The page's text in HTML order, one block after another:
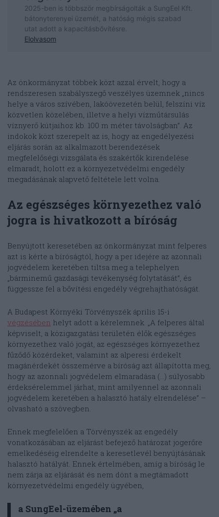
Az önkormányzat többek közt azzal érvelt, hogy a
rendszeresen szabályszegő veszélyes üzemnek „nincs
helye a város szívében, lakóövezetén belül, felszíni víz
közvetlen közelében, illetve a helyi vízműtársulás
víznyerő kútjaihoz kb. 100 m méter távolságban”. Az
indokok közt szerepelt az is, hogy az engedélyezési
eljárás során az alkalmazott berendezések
megfelelőségi vizsgálata és szakértők kirendelése
elmaradt, holott ez a környezetvédelmi engedély
megadásának alapvető feltétele lett volna.
Az egészséges környezethez való
jogra is hivatkozott a bíróság
Benyújtott keresetében az önkormányzat mint felperes
azt is kérte a bíróságtól, hogy a per idejére az azonnali
jogvédelem keretében tiltsa meg a telephelyen
„bárminemű gazdasági tevékenység folytatását”, és
függessze fel a bővítési engedély végrehajthatóságát.
A Budapest Környéki Törvényszék április 15-i
végzésében helyt adott a kérelemnek. „A felperes által
képviselt, a közigazgatási területén élők egészséges
környezethez való jogát, az egészséges környezethez
fűződő közérdeket, valamint az alperesi érdekelt
magánérdekét összemérve a bíróság azt állapította meg,
hogy az azonnali jogvédelem elmaradása (…) súlyosabb
érdeksérelemmel járhat, mint amilyennel az azonnali
jogvédelem keretében a halasztó hatály elrendelése” –
olvasható a szövegben.
Ennek megfelelően a Törvényszék az engedély
vonatkozásában az eljárást befejező határozat jogerőre
emelkedéséig elrendelte a keresetlevél benyújtásának
halasztó hatályát. Ennek értelmében, amíg a bíróság le
nem zárja az eljárását és nem dönt a megtámadott
környezetvédelmi engedély ügyében,
a SungEel-üzemében „a